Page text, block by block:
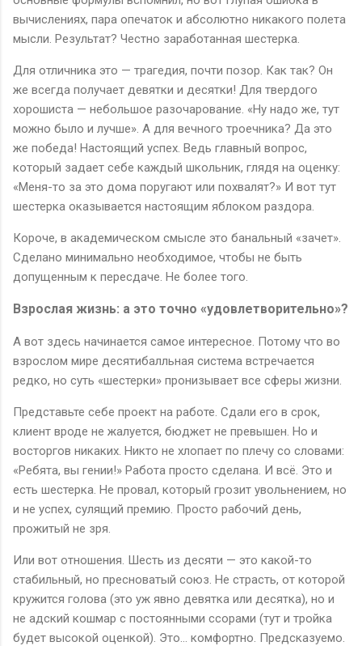
вычислениях, пара опечаток и абсолютно никакого полета
мысли. Результат? Честно заработанная шестерка.
Для отличника это — трагедия, почти позор. Как так? Он
же всегда получает девятки и десятки! Для твердого
хорошиста — небольшое разочарование. «Ну надо же, тут
можно было и лучше». А для вечного троечника? Да это
же победа! Настоящий успех. Ведь главный вопрос,
который задает себе каждый школьник, глядя на оценку:
«Меня-то за это дома поругают или похвалят?» И вот тут
шестерка оказывается настоящим яблоком раздора.
Короче, в академическом смысле это банальный «зачет».
Сделано минимально необходимое, чтобы не быть
допущенным к пересдаче. Не более того.
Взрослая жизнь: а это точно «удовлетворительно»?
А вот здесь начинается самое интересное. Потому что во
взрослом мире десятибалльная система встречается
редко, но суть «шестерки» пронизывает все сферы жизни.
Представьте себе проект на работе. Сдали его в срок,
клиент вроде не жалуется, бюджет не превышен. Но и
восторгов никаких. Никто не хлопает по плечу со словами:
«Ребята, вы гении!» Работа просто сделана. И всё. Это и
есть шестерка. Не провал, который грозит увольнением, но
и не успех, сулящий премию. Просто рабочий день,
прожитый не зря.
Или вот отношения. Шесть из десяти — это какой-то
стабильный, но пресноватый союз. Не страсть, от которой
кружится голова (это уж явно девятка или десятка), но и
не адский кошмар с постоянными ссорами (тут и тройка
будет высокой оценкой). Это… комфортно. Предсказуемо.